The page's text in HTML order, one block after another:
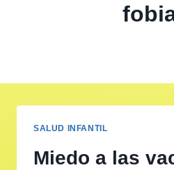
SALUD INFANTIL
Miedo a las